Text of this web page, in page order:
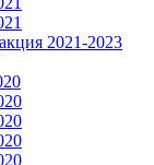
2021-2023